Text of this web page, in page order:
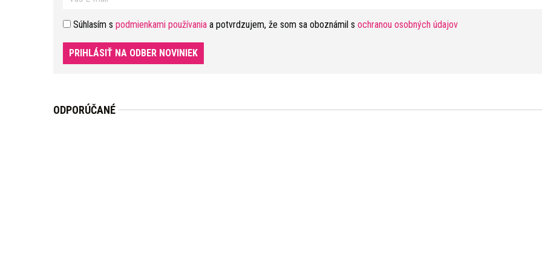
Súhlasím s podmienkami používania a potvrdzujem, že som sa oboznámil s ochranou osobných údajov
PRIHLÁSIŤ NA ODBER NOVINIEK
ODPORÚČANÉ